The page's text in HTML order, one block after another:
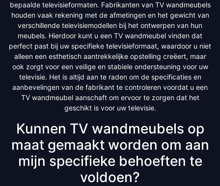
bepaalde televisieformaten. Fabrikanten van TV wandmeubels
houden vaak rekening met de afmetingen en het gewicht van
verschillende televisiemodellen bij het ontwerpen van hun
meubels. Hierdoor kunt u een TV wandmeubel vinden dat
perfect past bij uw specifieke televisieformaat, waardoor u niet
alleen een esthetisch aantrekkelijke opstelling creëert, maar
ook zorgt voor een veilige en stabiele ondersteuning voor uw
televisie. Het is altijd aan te raden om de specificaties en
aanbevelingen van de fabrikant te controleren voordat u een
TV wandmeubel aanschaft om ervoor te zorgen dat het
geschikt is voor uw televisie.
Kunnen TV wandmeubels op
maat gemaakt worden om aan
mijn specifieke behoeften te
voldoen?